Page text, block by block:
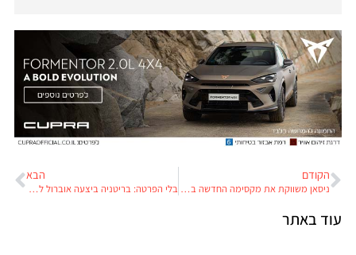
הקודם
ניסאן משווקת את מקסימה החדשה בישראל
הבא
בלי הפרטה: בריטניה ביצעה אוברול למבחני הנהיגה
עוד באתר